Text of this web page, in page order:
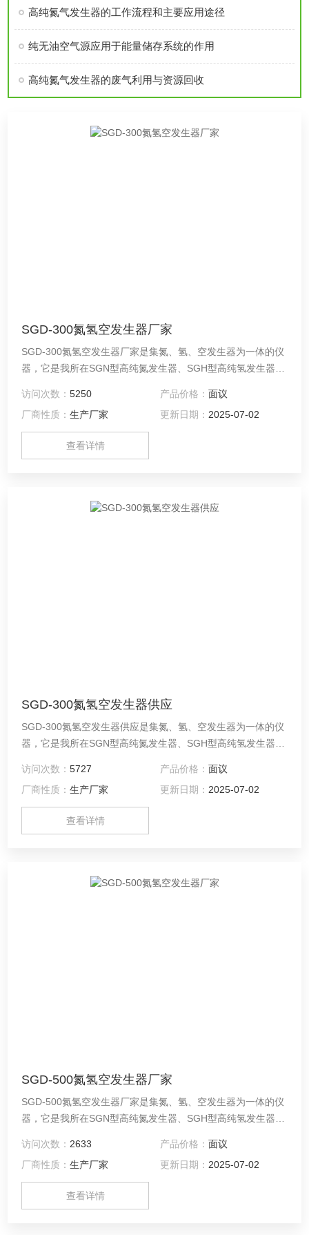
高纯氮气发生器的工作流程和主要应用途径
纯无油空气源应用于能量储存系统的作用
高纯氮气发生器的废气利用与资源回收
SGD-300氮氢空发生器厂家
SGD-300氮氢空发生器厂家是集氮、氢、空发生器为一体的仪
器，它是我所在SGN型高纯氮发生器、SGH型高纯氢发生器、
需要而开发、设计并向市场推出的一代产品。 本仪器以崭新的
结构设计，简单的工作程序，竭诚为操作者提供更加便捷、可
靠的工作条件。
访问次数：5250 产品价格： 面议
厂商性质：生产厂家 更新日期： 2025-07-02
查看详情
SGD-300氮氢空发生器供应
SGD-300氮氢空发生器供应是集氮、氢、空发生器为一体的仪
器，它是我所在SGN型高纯氮发生器、SGH型高纯氢发生器、
需要而开发、设计并向市场推出的一代产品。 本仪器以崭新的
结构设计，简单的工作程序，竭诚为操作者提供更加便捷、可
靠的工作条件。
访问次数：5727 产品价格： 面议
厂商性质：生产厂家 更新日期： 2025-07-02
查看详情
SGD-500氮氢空发生器厂家
SGD-500氮氢空发生器厂家是集氮、氢、空发生器为一体的仪
器，它是我所在SGN型高纯氮发生器、SGH型高纯氢发生器、
需要而开发、设计并向市场推出的一代产品。 本仪器以崭新的
结构设计，简单的工作程序，竭诚为操作者提供更加便捷、可
靠的工作条件。
访问次数： 2633 产品价格： 面议
厂商性质：生产厂家 更新日期： 2025-07-02
查看详情